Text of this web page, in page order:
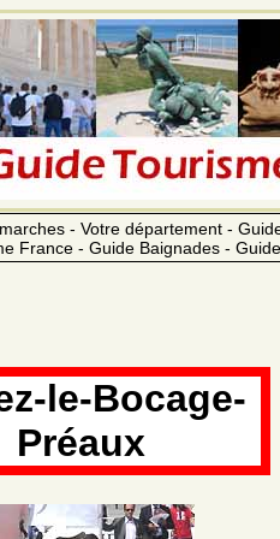
- Votre département -
France - Guide Baignades -
le-Bocage-
Préaux